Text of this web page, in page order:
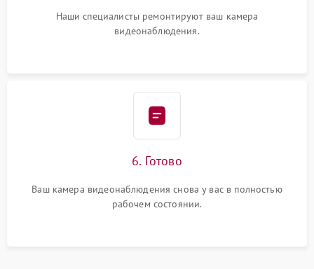
Наши специалисты ремонтируют ваш камера
видеонаблюдения.
6. Готово
Ваш камера видеонаблюдения снова у вас в полностью
рабочем состоянии.